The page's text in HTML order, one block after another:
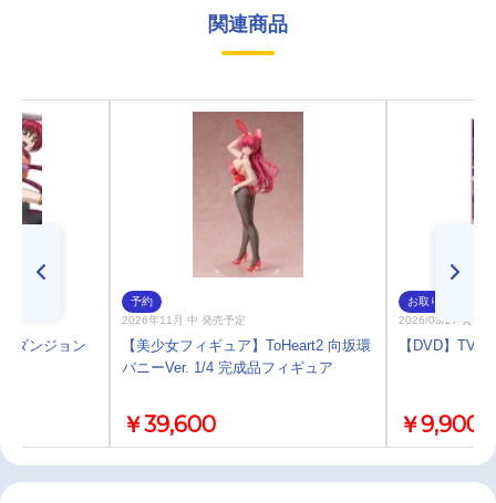
関連商品
ダンジョン
予約
2026年11月 中 発売予定
【美少女フィギュア】ToHeart2 向坂環
バニーVer. 1/4 完成品フィギュア
￥39,600
お取り寄せ
2026/03/27 発売
【DVD】TV
￥9,900